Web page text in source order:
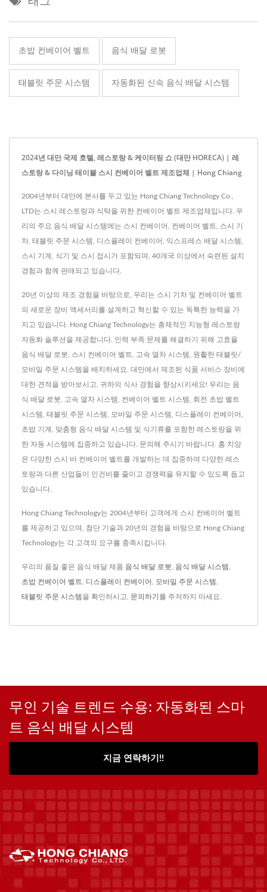
초밥 컨베이어 벨트 음식 배달 로봇
태블릿 주문 시스템 자동화된 신속 음식 배달 시스템
2024년 대만 국제 호텔, 레스토랑 & 케이터링 쇼 (대만 HORECA) | 레
스토랑 & 다이닝 테이블 스시 컨베이어 벨트 제조업체 | Hong Chiang
2004년부터 대만에 본사를 두고 있는 Hong Chiang Technology Co.,
LTD는 스시 레스토랑과 식탁을 위한 컨베이어 벨트 제조업체입니다. 우
리의 주요 음식 배달 시스템에는 스시 컨베이어, 컨베이어 벨트, 스시 기
차, 태블릿 주문 시스템, 디스플레이 컨베이어, 익스프레스 배달 시스템,
스시 기계, 식기 및 스시 접시가 포함되며, 40개국 이상에서 숙련된 설치
경험과 함께 판매되고 있습니다.
20년 이상의 제조 경험을 바탕으로, 우리는 스시 기차 및 컨베이어 벨트
의 새로운 장비 액세서리를 설계하고 혁신할 수 있는 독특한 능력을 가
지고 있습니다. Hong Chiang Technology는 총체적인 지능형 레스토랑
자동화 솔루션을 제공합니다. 인력 부족 문제를 해결하기 위해 고효율
음식 배달 로봇, 스시 컨베이어 벨트, 고속 열차 시스템, 원활한 태블릿/
모바일 주문 시스템을 배치하세요. 대만에서 제조된 식품 서비스 장비에
대한 견적을 받아보시고, 귀하의 식사 경험을 향상시키세요! 우리는 음
식 배달 로봇, 고속 열차 시스템, 컨베이어 벨트 시스템, 회전 초밥 벨트
시스템, 태블릿 주문 시스템, 모바일 주문 시스템, 디스플레이 컨베이어,
초밥 기계, 맞춤형 음식 배달 시스템 및 식기류를 포함한 레스토랑을 위
한 자동 시스템에 집중하고 있습니다. 문의해 주시기 바랍니다. 홍 치앙
은 다양한 스시 바 컨베이어 벨트를 개발하는 데 집중하여 다양한 레스
토랑과 다른 산업들이 인건비를 줄이고 경쟁력을 유지할 수 있도록 돕고
있습니다.
Hong Chiang Technology는 2004년부터 고객에게 스시 컨베이어 벨트
를 제공하고 있으며, 첨단 기술과 20년의 경험을 바탕으로 Hong Chiang
Technology는 각 고객의 요구를 충족시킵니다.
우리의 품질 좋은 음식 배달 제품 음식 배달 로봇 음식 배달 시스템
초밥 컨베이어 벨트 디스플레이 컨베이어 모바일 주문 시스템
태블릿 주문 시스템 을 확인하시고, 문의하기 를 주저하지 마세요.
무인 기술 트렌드 수용: 자동화된 스마
트 음식 배달 시스템
지금 연락하기!!